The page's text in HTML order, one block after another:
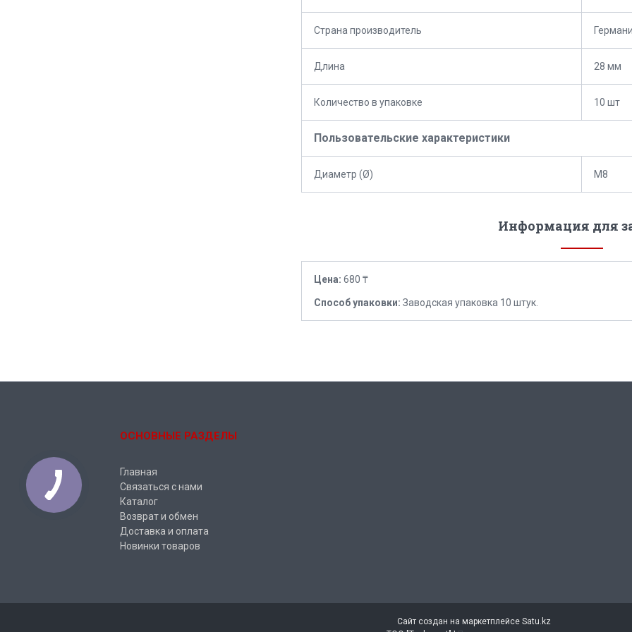
Страна производитель
Длина 28 мм
Количество в упаковке 10 шт
Пользовательские характеристики
Диаметр (Ø) M8
Информация для
Цена: 680 ₸
Способ упаковки: Заводская упаковка 10 штук.
ОСНОВНЫЕ РАЗДЕЛЫ
Главная
Связаться с нами
Каталог
Возврат и обмен
Доставка и оплата
Новинки товаров
Сайт создан на маркетплейсе Satu.kz